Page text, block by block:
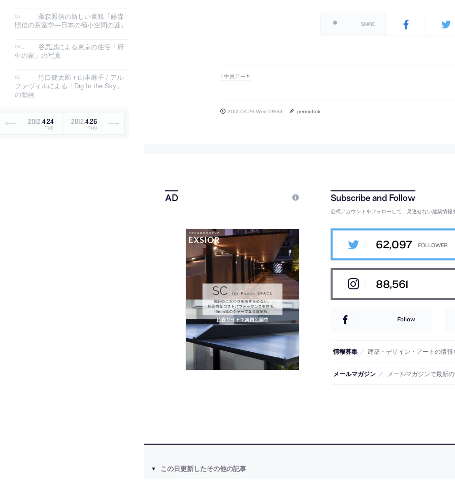
藤森照信の新しい書籍『藤森
照信の茶室学―日本の極小空間の謎』
谷尻誠による東京の住宅「府
中の家」の写真
竹口健太郎＋山本麻子 / アル
ファヴィルによる「Dig In the Sky」
の動画
2012.4.24
TUE
2012.4.26
THU
SHARE
中央アーキ
2012.04.25 Wed 09:54 permalink
公式アカウントをフォローして、見逃せない建築情報
62,097
88,561
Follow
情報募集 ／ 建築・デザイン・アートの情報
メールマガジン ／ メールマガジンで最新
この日更新したその他の記事